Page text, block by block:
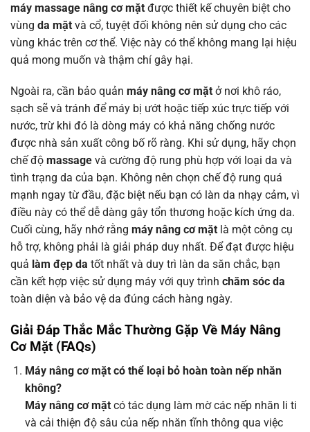
máy massage nâng cơ mặt được thiết kế chuyên biệt cho
vùng da mặt và cổ, tuyệt đối không nên sử dụng cho các
vùng khác trên cơ thể. Việc này có thể không mang lại hiệu
quả mong muốn và thậm chí gây hại.
Ngoài ra, cần bảo quản máy nâng cơ mặt ở nơi khô ráo,
sạch sẽ và tránh để máy bị ướt hoặc tiếp xúc trực tiếp với
nước, trừ khi đó là dòng máy có khả năng chống nước
được nhà sản xuất công bố rõ ràng. Khi sử dụng, hãy chọn
chế độ massage và cường độ rung phù hợp với loại da và
tình trạng da của bạn. Không nên chọn chế độ rung quá
mạnh ngay từ đầu, đặc biệt nếu bạn có làn da nhạy cảm, vì
điều này có thể dễ dàng gây tổn thương hoặc kích ứng da.
Cuối cùng, hãy nhớ rằng máy nâng cơ mặt là một công cụ
hỗ trợ, không phải là giải pháp duy nhất. Để đạt được hiệu
quả làm đẹp da tốt nhất và duy trì làn da săn chắc, bạn
cần kết hợp việc sử dụng máy với quy trình chăm sóc da
toàn diện và bảo vệ da đúng cách hàng ngày.
Giải Đáp Thắc Mắc Thường Gặp Về Máy Nâng
Cơ Mặt (FAQs)
Máy nâng cơ mặt có thể loại bỏ hoàn toàn nếp nhăn
không?
Máy nâng cơ mặtcó tác dụng làm mờ các nếp nhăn li ti
và cải thiện độ sâu của nếp nhăn tĩnh thông qua việc